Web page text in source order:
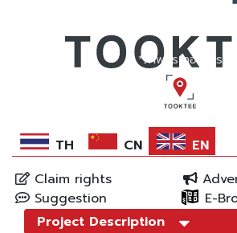
*ภาพประกอบการโ
TH CN
EN
Claim rights
Suggestion
E-
Project Description